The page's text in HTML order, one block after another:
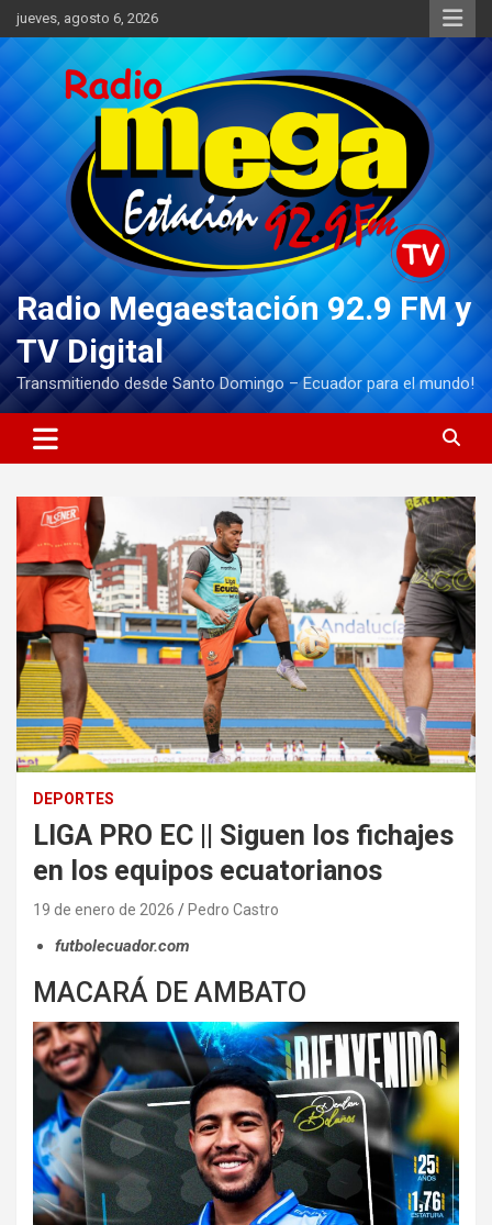
Saltar
al
contenido
jueves, agosto 6, 2026
Radio Megaestación 92.9 FM y
TV Digital
Transmitiendo desde Santo Domingo – Ecuador para el mundo!
DEPORTES
LIGA PRO EC || Siguen los fichajes
en los equipos ecuatorianos
19 de enero de 2026 Pedro Castro
futbolecuador.com
MACARÁ DE AMBATO